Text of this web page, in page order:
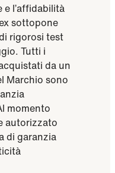
e l’affidabilità
sottopone
rigorosi test
Tutti i
da un
Marchio sono
momento
autorizzato
di garanzia